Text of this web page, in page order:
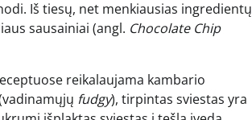
Iš tiesų, net menkiausias ingredientų
sausainiai (angl. Chocolate Chip
reikalaujama kambario
fudgy), tirpintas sviestas yra